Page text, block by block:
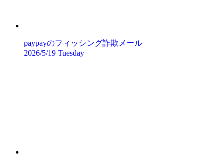
paypayのフィッシング詐欺メール
2026/5/19 Tuesday